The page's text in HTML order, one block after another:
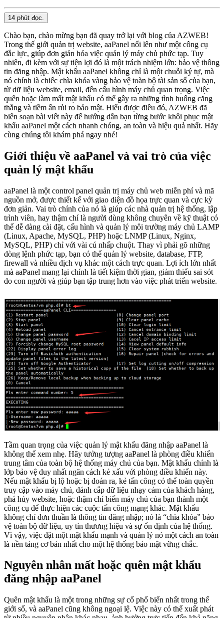
14 phút đọc.
Chào bạn, chào mừng bạn đã quay trở lại với blog của AZWEB!
Trong thế giới quản trị website, aaPanel nổi lên như một công cụ
đắc lực, giúp đơn giản hóa việc quản lý máy chủ phức tạp. Tuy
nhiên, đi kèm với sự tiện lợi đó là một trách nhiệm lớn: bảo vệ thông
tin đăng nhập. Mật khẩu aaPanel không chỉ là một chuỗi ký tự, mà
nó chính là chiếc chìa khóa vàng bảo vệ toàn bộ tài sản số của bạn,
từ dữ liệu website, email, đến cấu hình máy chủ quan trọng. Việc
quên hoặc làm mất mật khẩu có thể gây ra những tình huống căng
thẳng và tiềm ẩn rủi ro bảo mật. Hiểu được điều đó, AZWEB đã
biên soạn bài viết này để hướng dẫn bạn từng bước khôi phục mật
khẩu aaPanel một cách nhanh chóng, an toàn và hiệu quả nhất. Hãy
cùng chúng tôi khám phá ngay nhé!
Giới thiệu về aaPanel và vai trò của việc
quản lý mật khẩu
aaPanel là một control panel quản trị máy chủ web miễn phí và mã
nguồn mở, được thiết kế với giao diện đồ họa trực quan và cực kỳ
đơn giản. Vai trò chính của nó là giúp các nhà quản trị hệ thống, lập
trình viên, hay thậm chí là người dùng không chuyên về kỹ thuật có
thể dễ dàng cài đặt, cấu hình và quản lý môi trường máy chủ LAMP
(Linux, Apache, MySQL, PHP) hoặc LNMP (Linux, Nginx,
MySQL, PHP) chỉ với vài cú nhấp chuột. Thay vì phải gõ những
dòng lệnh phức tạp, bạn có thể quản lý website, database, FTP,
firewall và nhiều dịch vụ khác một cách trực quan. Lợi ích lớn nhất
mà aaPanel mang lại chính là tiết kiệm thời gian, giảm thiểu sai sót
do con người và giúp bạn tập trung hơn vào việc phát triển website.
Tầm quan trọng của việc quản lý mật khẩu đăng nhập aaPanel là
không thể xem nhẹ. Hãy tưởng tượng aaPanel là phòng điều khiển
trung tâm của toàn bộ hệ thống máy chủ của bạn. Mật khẩu chính là
lớp bảo vệ duy nhất ngăn cách kẻ xấu với phòng điều khiển này.
Nếu mật khẩu bị lộ hoặc bị đoán ra, kẻ tấn công có thể toàn quyền
truy cập vào máy chủ, đánh cắp dữ liệu nhạy cảm của khách hàng,
phá hủy website, hoặc thậm chí biến máy chủ của bạn thành một
công cụ để thực hiện các cuộc tấn công mạng khác. Mật khẩu
không chỉ đơn thuần là thông tin đăng nhập; nó là “chìa khóa” bảo
vệ toàn bộ dữ liệu, uy tín thương hiệu và sự ổn định của hệ thống.
Vì vậy, việc đặt một mật khẩu mạnh và quản lý nó một cách an toàn
là nền tảng cơ bản nhất cho một hệ thống bảo mật vững chắc.
Nguyên nhân mất hoặc quên mật khẩu
đăng nhập aaPanel
Quên mật khẩu là một trong những sự cố phổ biến nhất trong thế
giới số, và aaPanel cũng không ngoại lệ. Việc này có thể xuất phát